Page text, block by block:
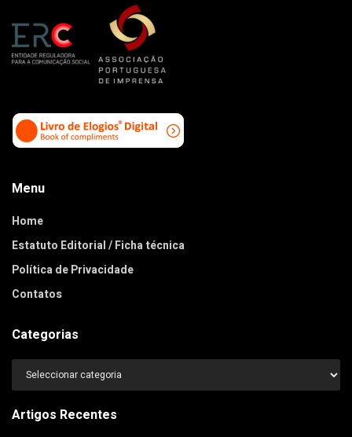
Menu
Home
Estatuto Editorial / Ficha técnica
Política de Privacidade
Contatos
Categorias
Categorias
Artigos Recentes